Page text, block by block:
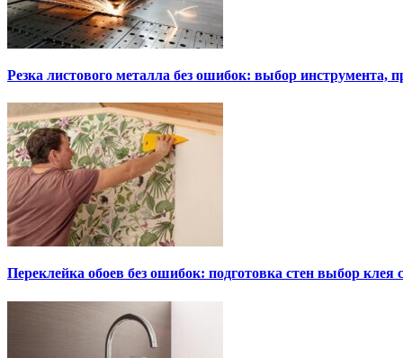
Резка листового металла без ошибок: выбор инструмента,
Переклейка обоев без ошибок: подготовка стен выбор клея